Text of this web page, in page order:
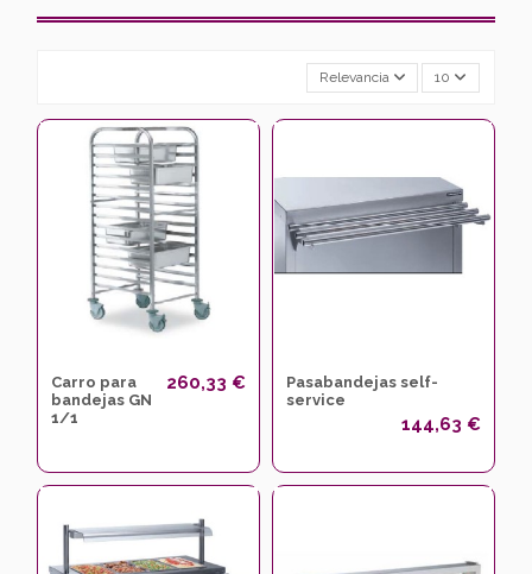
Relevancia 10
Carro para
bandejas GN
1/1
260,33 €
Pasabandejas self-
service
144,63 €